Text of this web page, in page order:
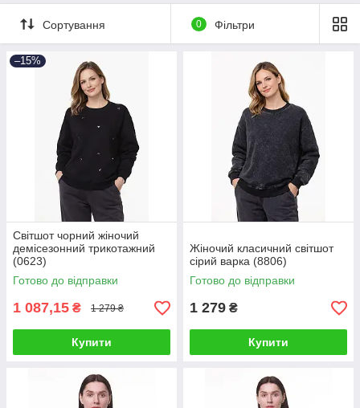
Сортування 0 Фільтри
–15%
Світшот чорний жіночий
демісезонний трикотажний
(0623)
Готово до відправки
1 087,15 ₴ 1 279 ₴
Купити
Жіночий класичний світшот
сірий варка (8806)
Готово до відправки
1 279 ₴
Купити